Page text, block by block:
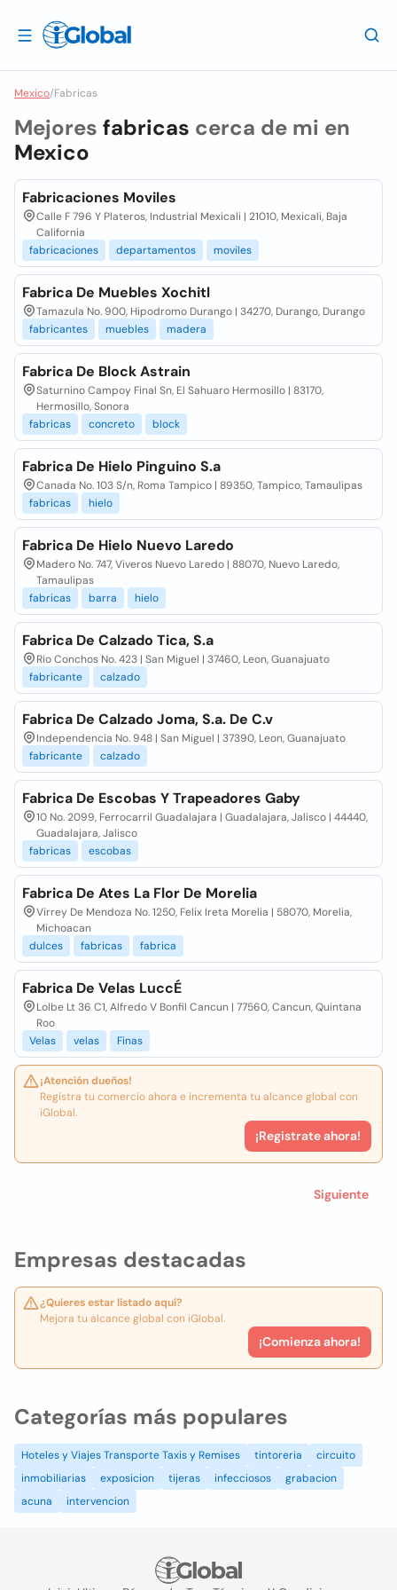
Mexico/Fabricas
Empresas destacadas
¿Quieres estar listado aquí?
Mejora tu alcance global con iGlobal.
¡Comienza ahora!
Mejores fabricas cerca de mi en
Mexico
Fabricaciones Moviles
Calle F 796 Y Plateros, Industrial Mexicali | 21010, Mexicali, Baja
California
fabricaciones
departamentos moviles
Fabrica De Muebles Xochitl
Tamazula No. 900, Hipodromo Durango | 34270, Durango, Durango
fabricantes
muebles madera
Fabrica De Block Astrain
Saturnino Campoy Final Sn, El Sahuaro Hermosillo | 83170,
Hermosillo, Sonora
fabricas
concreto block
Fabrica De Hielo Pinguino S.a
Canada No. 103 S/n, Roma Tampico | 89350, Tampico, Tamaulipas
fabricas
hielo
Fabrica De Hielo Nuevo Laredo
Madero No. 747, Viveros Nuevo Laredo | 88070, Nuevo Laredo,
Tamaulipas
fabricas
barra hielo
Fabrica De Calzado Tica, S.a
Rio Conchos No. 423 | San Miguel | 37460, Leon, Guanajuato
fabricante
calzado
Fabrica De Calzado Joma, S.a. De C.v
Independencia No. 948 | San Miguel | 37390, Leon, Guanajuato
fabricante
calzado
Fabrica De Escobas Y Trapeadores Gaby
10 No. 2099, Ferrocarril Guadalajara | Guadalajara, Jalisco | 44440,
Guadalajara, Jalisco
fabricas
escobas
Fabrica De Ates La Flor De Morelia
Virrey De Mendoza No. 1250, Felix Ireta Morelia | 58070, Morelia,
Michoacan
dulces
fabricas fabrica
Fabrica De Velas LuccÉ
Lolbe Lt 36 C1, Alfredo V Bonfil Cancun | 77560, Cancun, Quintana
Roo
Velas
velas Finas
¡Atención dueños!
Registra tu comercio ahora e incrementa tu alcance global con
iGlobal.
¡Registrate ahora!
Siguiente
Categorías más populares
Hoteles y Viajes Transporte Taxis y Remises tintoreria
circuito
inmobiliarias
exposicion tijeras infecciosos
grabacion
acuna
intervencion